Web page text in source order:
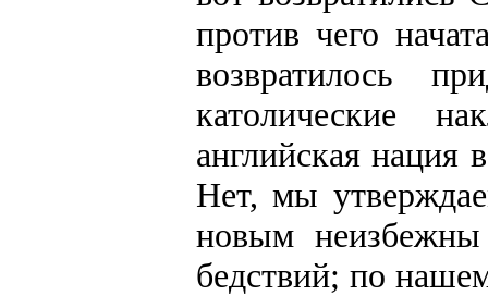
против чего
возвратилось
католические
английская нация
Нет, мы
новым
бедствий; по